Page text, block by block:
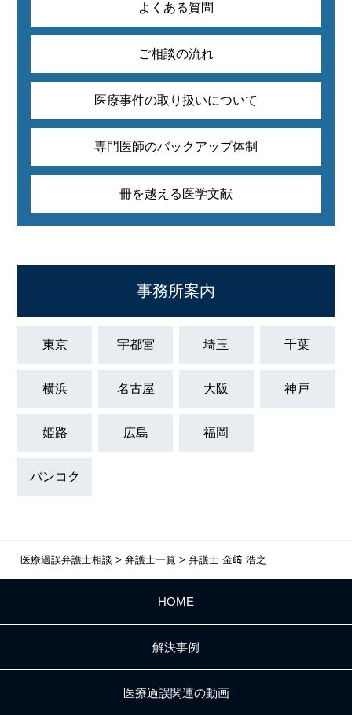
よくある質問
ご相談の流れ
医療事件の取り扱いについて
専門医師のバックアップ体制
冊を越える医学文献
事務所案内
東京 宇都宮 埼玉 千葉
横浜 名古屋 大阪 神戸
姫路 広島 福岡
バンコク
医療過誤弁護士相談 > 弁護士一覧 > 弁護士 金﨑 浩之
HOME
解決事例
医療過誤関連の動画